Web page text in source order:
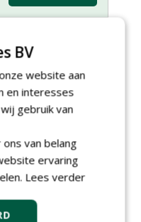
specialist bij
40 uur
Schalkwijk
40 uur
Schalkwijk
(HBO - 40 uur)
Udenhout
BV
website aan
en interesses
gebruik van
van belang
ervaring
Lees verder